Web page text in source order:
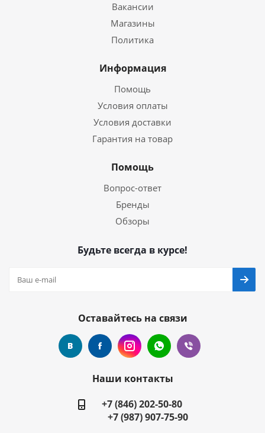
Вакансии
Магазины
Политика
Информация
Помощь
Условия оплаты
Условия доставки
Гарантия на товар
Помощь
Вопрос-ответ
Бренды
Обзоры
Будьте всегда в курсе!
Оставайтесь на связи
Наши контакты
+7 (846) 202-50-80
+7 (987) 907-75-90